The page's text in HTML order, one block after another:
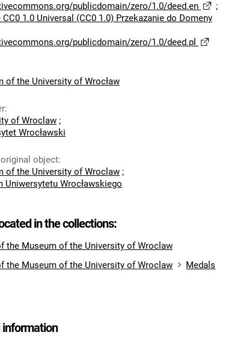
publicdomain/zero/1.0/deed.en
;
CC0 1.0 Universal (CC0 1.0) Przekazanie do Domeny
publicdomain/zero/1.0/deed.pl
of the University of Wrocław
:
of Wroclaw ;
Wrocławski
object:
of the University of Wroclaw ;
Uniwersytetu Wrocławskiego
in the collections:
the Museum of the University of Wroclaw
the Museum of the University of Wroclaw
Medals